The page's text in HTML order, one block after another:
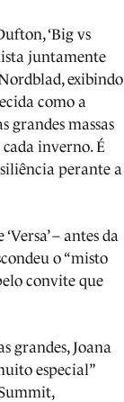
‘Big vs
juntamente
exibindo
como a
massas
inverno. É
perante a
– antes da
o “misto
convite que
grandes, Joana
especial”